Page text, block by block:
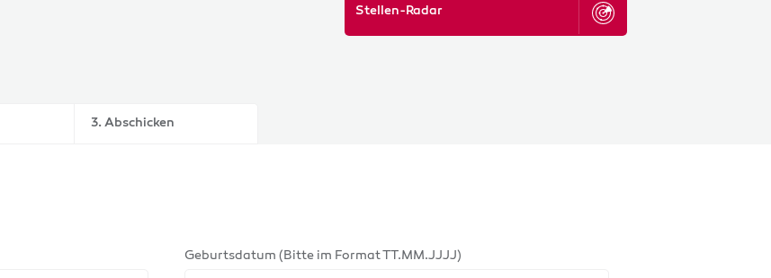
Stellen-Radar
3. Abschicken
Geburtsdatum (Bitte im Format TT.MM.JJJJ)